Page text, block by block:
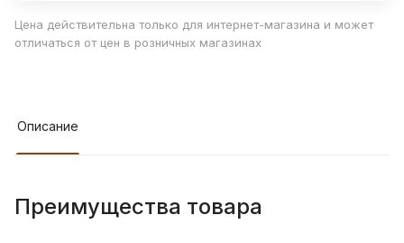
Цена действительна только для интернет-магазина и может
отличаться от цен в розничных магазинах
Описание
Преимущества товара